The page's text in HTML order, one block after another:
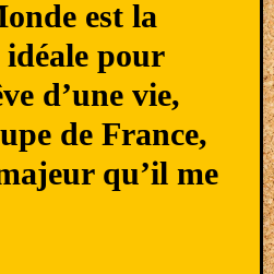
est la
pour
d’une vie,
de France,
qu’il me